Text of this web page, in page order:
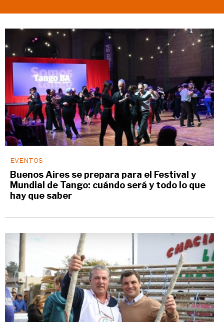
EVENTOS
Buenos Aires se prepara para el Festival y
Mundial de Tango: cuándo será y todo lo que
hay que saber